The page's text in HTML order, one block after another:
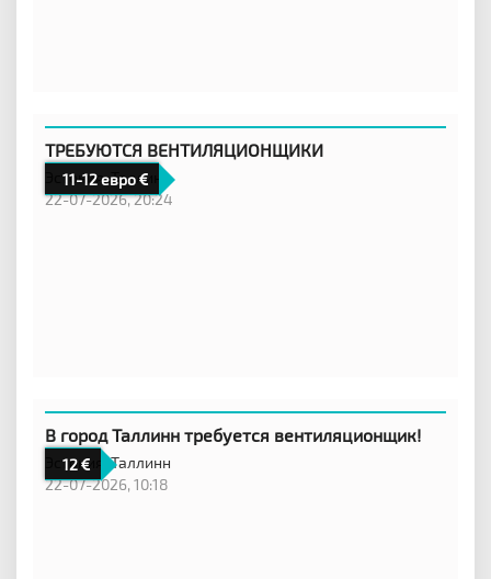
11-12 евро
ТРЕБУЮТСЯ ВЕНТИЛЯЦИОНЩИКИ
Эстония,Таллинн
22-07-2026, 20:24
12
В город Таллинн требуется вентиляционщик!
Эстония,Таллинн
22-07-2026, 10:18